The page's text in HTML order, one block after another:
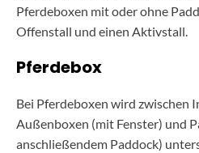
Pferdeboxen mit oder ohne
Offenstall und einen Aktivstall.
Pferdebox
Bei Pferdeboxen wird zwischen
Außenboxen (mit Fenster) und
anschließendem Paddock)